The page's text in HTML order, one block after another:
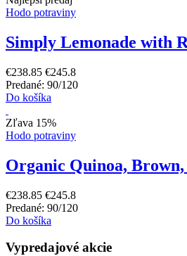
Hodo potraviny
Simply Lemonade with
€238.85 €245.8
Predané: 90/120
Do košíka
Zľava 15%
Hodo potraviny
Organic Quinoa,
€238.85 €245.8
Predané: 90/120
Do košíka
Vypredajové akcie